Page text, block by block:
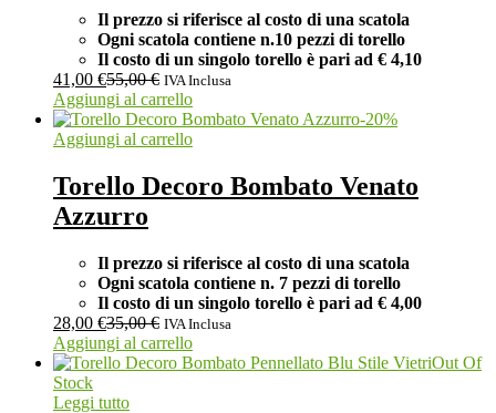
Il prezzo si riferisce al costo di una scatola
Ogni scatola contiene n.10 pezzi di torello
Il costo di un singolo torello è pari ad € 4,10
41,00 €55,00€ IVA Inclusa
Aggiungi al carrello
-20%
Aggiungi al carrello
Torello Decoro Bombato Venato
Azzurro
Il prezzo si riferisce al costo di una scatola
Ogni scatola contiene n. 7 pezzi di torello
Il costo di un singolo torello è pari ad € 4,00
28,00 €35,00€ IVA Inclusa
Aggiungi al carrello
Out Of
Stock
Leggi tutto